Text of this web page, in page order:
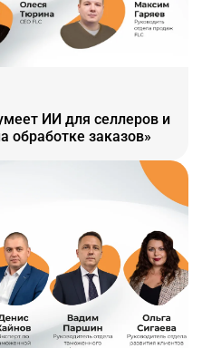
ИИ для селлеров и
обработке заказов»